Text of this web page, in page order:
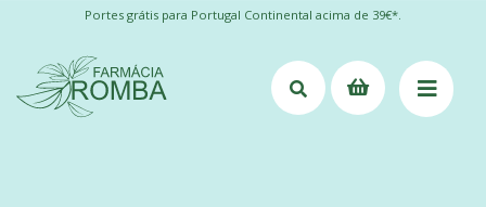
Portes grátis para Portugal Continental acima de 39€*.